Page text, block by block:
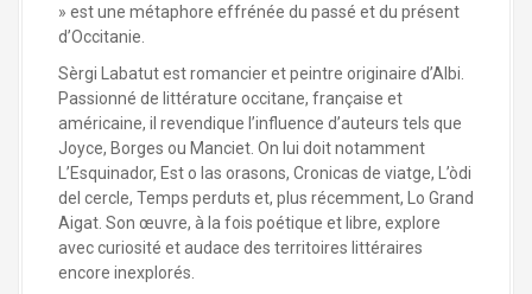
» est une métaphore effrénée du passé et du présent
d’Occitanie.
Sèrgi Labatut est romancier et peintre originaire d’Albi.
Passionné de littérature occitane, française et
américaine, il revendique l’influence d’auteurs tels que
Joyce, Borges ou Manciet. On lui doit notamment
L’Esquinador, Est o las orasons, Cronicas de viatge, L’òdi
del cercle, Temps perduts et, plus récemment, Lo Grand
Aigat. Son œuvre, à la fois poétique et libre, explore
avec curiosité et audace des territoires littéraires
encore inexplorés.